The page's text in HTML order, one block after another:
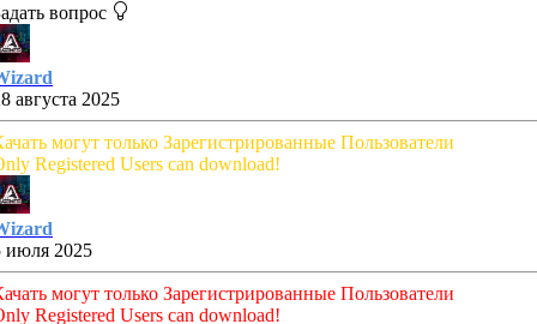
вопрос
августа 2025
могут только Зарегистрированные Пользователи
Registered Users can download!
июля 2025
могут только Зарегистрированные Пользователи
Registered Users can download!